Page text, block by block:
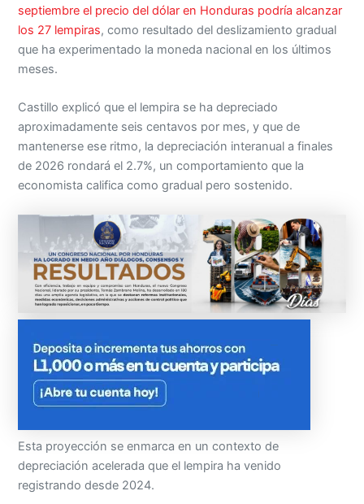
septiembre el precio del dólar en Honduras podría alcanzar
los 27 lempiras, como resultado del deslizamiento gradual
que ha experimentado la moneda nacional en los últimos
meses.
Castillo explicó que el lempira se ha depreciado
aproximadamente seis centavos por mes, y que de
mantenerse ese ritmo, la depreciación interanual a finales
de 2026 rondará el 2.7%, un comportamiento que la
economista califica como gradual pero sostenido.
Esta proyección se enmarca en un contexto de
depreciación acelerada que el lempira ha venido
registrando desde 2024.